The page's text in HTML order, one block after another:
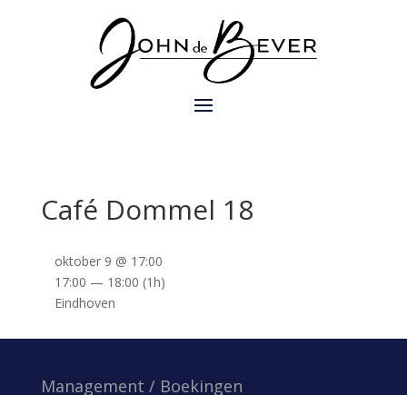
Café Dommel 18
oktober 9 @ 17:00
17:00 — 18:00 (1h)
Eindhoven
Management / Boekingen